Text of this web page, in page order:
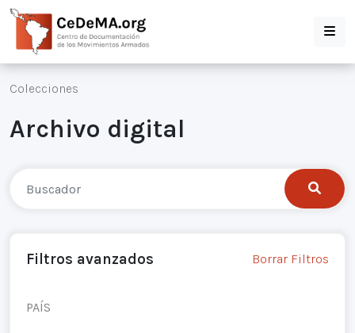
Colecciones
Archivo digital
Filtros avanzados Borrar Filtros
PAÍS